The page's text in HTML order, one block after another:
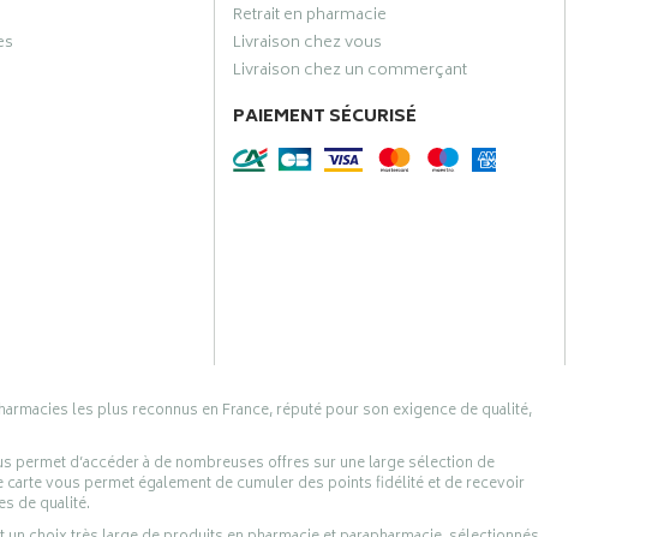
Retrait en pharmacie
Livraison chez vous
Livraison chez un commerçant
PAIEMENT SÉCURISÉ
les plus reconnus en France, réputé pour son exigence de qualité,
permet d’accéder à de nombreuses offres sur une large sélection de
vous permet également de cumuler des points fidélité et de recevoir
de qualité.